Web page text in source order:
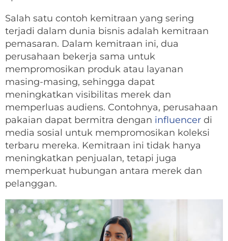
Salah satu contoh kemitraan yang sering
terjadi dalam dunia bisnis adalah kemitraan
pemasaran. Dalam kemitraan ini, dua
perusahaan bekerja sama untuk
mempromosikan produk atau layanan
masing-masing, sehingga dapat
meningkatkan visibilitas merek dan
memperluas audiens. Contohnya, perusahaan
pakaian dapat bermitra dengan influencer di
media sosial untuk mempromosikan koleksi
terbaru mereka. Kemitraan ini tidak hanya
meningkatkan penjualan, tetapi juga
memperkuat hubungan antara merek dan
pelanggan.